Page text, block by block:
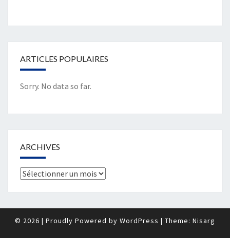
ARTICLES POPULAIRES
Sorry. No data so far.
ARCHIVES
Archives
© 2026 | Proudly Powered by WordPress | Theme: Nisarg